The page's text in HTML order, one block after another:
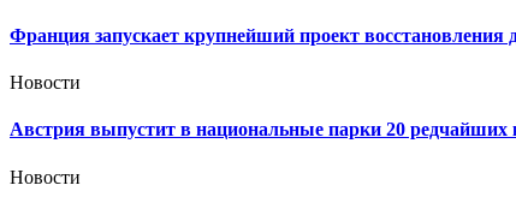
Франция запускает крупнейший проект
Новости
Австрия выпустит в национальные парки 20 редчайших
Новости